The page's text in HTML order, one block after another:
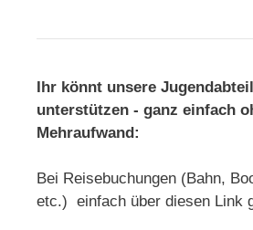
Ihr könnt unsere
unterstützen - ganz einfach
Mehraufwand:
Bei Reisebuchungen (Bahn,
etc.) einfach über diesen Link